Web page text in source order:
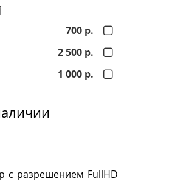
700 р.
2 500 р.
1 000 р.
с разрешением FullHD